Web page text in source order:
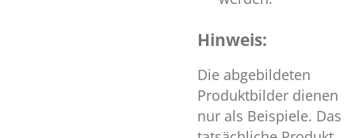
Hinweis:
Die abgebildeten
Produktbilder dienen
nur als Beispiele. Das